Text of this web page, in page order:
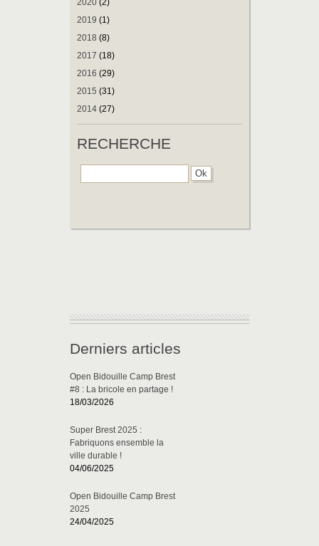
2020 (2)
2019 (1)
2018 (8)
2017 (18)
2016 (29)
2015 (31)
2014 (27)
RECHERCHE
Derniers articles
Open Bidouille Camp Brest
#8 : La bricole en partage !
18/03/2026
Super Brest 2025 :
Fabriquons ensemble la
ville durable !
04/06/2025
Open Bidouille Camp Brest
2025
24/04/2025